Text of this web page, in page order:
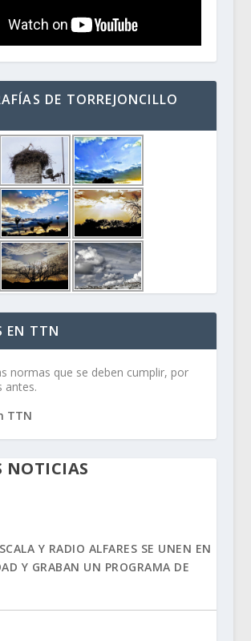
DE TORREJONCILLO
EN TTN
normas que se deben cumplir, por
antes.
TTN
NOTICIAS
Y RADIO ALFARES SE UNEN EN
Y GRABAN UN PROGRAMA DE